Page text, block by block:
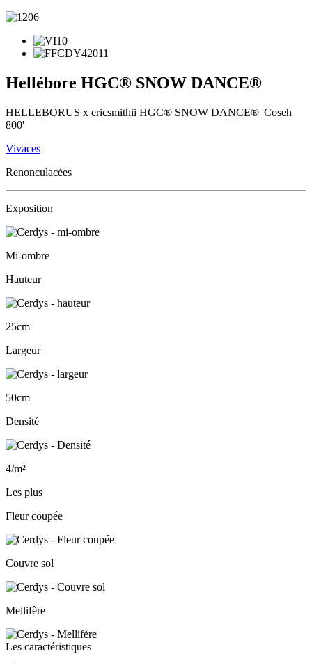
Hellébore HGC® SNOW DANCE®
HELLEBORUS x ericsmithii HGC® SNOW DANCE® 'Coseh
800'
Vivaces
Renonculacées
Exposition
Mi-ombre
Hauteur
25cm
Largeur
50cm
Densité
4/m²
Les plus
Fleur coupée
Couvre sol
Mellifère
Les caractéristiques